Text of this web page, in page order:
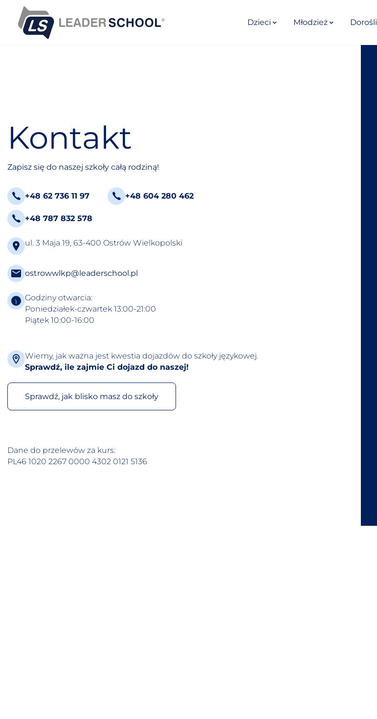
Dzieci Młodzież Dorośli
Kontakt
Zapisz się do naszej szkoły całą rodziną!
+48 62 736 11 97 +48 604 280 462
+48 787 832 578
ul. 3 Maja 19, 63-400 Ostrów Wielkopolski
ostrowwlkp@leaderschool.pl
Godziny otwarcia:
Poniedziałek-czwartek 13:00-21:00
Piątek 10:00-16:00
Wiemy, jak ważna jest kwestia dojazdów do szkoły językowej.
Sprawdź, ile zajmie Ci dojazd do naszej!
Sprawdź, jak blisko masz do szkoły
Dane do przelewów za kurs:
PL46 1020 2267 0000 4302 0121 5136